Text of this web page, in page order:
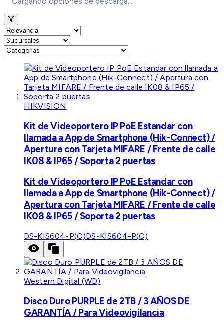
HIKVISION
Kit de Videoportero IP PoE Estandar con
llamada a App de Smartphone (Hik-Connect) /
Apertura con Tarjeta MIFARE / Frente de calle
IK08 & IP65 / Soporta 2 puertas
Kit de Videoportero IP PoE Estandar con
llamada a App de Smartphone (Hik-Connect) /
Apertura con Tarjeta MIFARE / Frente de calle
IK08 & IP65 / Soporta 2 puertas
DS-KIS604-P(C)DS-KIS604-P(C)
Western Digital (WD)
Disco Duro PURPLE de 2TB / 3 AÑOS DE
GARANTÍA / Para Videovigilancia